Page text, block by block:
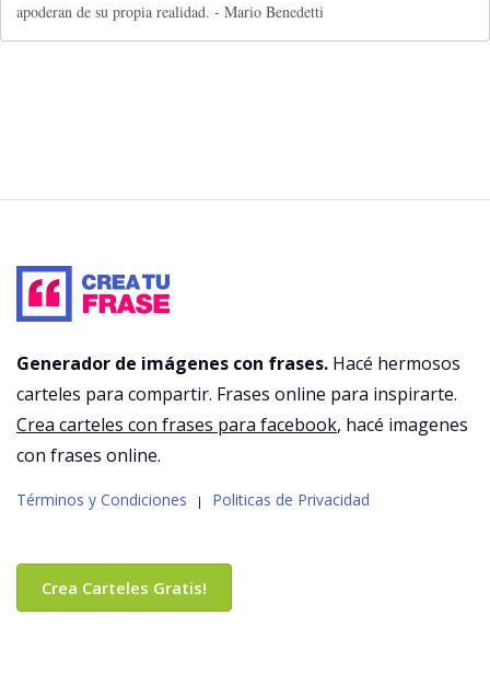
apoderan de su propia realidad. - Mario Benedetti
Generador de imágenes con frases. Hacé hermosos
carteles para compartir. Frases online para inspirarte.
Crea carteles con frases para facebook, hacé imagenes
con frases online.
Términos y Condiciones | Politicas de Privacidad
Crea Carteles Gratis!